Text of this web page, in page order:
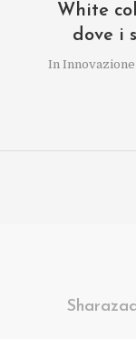
White
dove i
In Innovazione